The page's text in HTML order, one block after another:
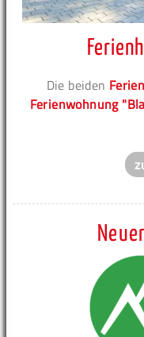
Die beiden
Ferienwohnung